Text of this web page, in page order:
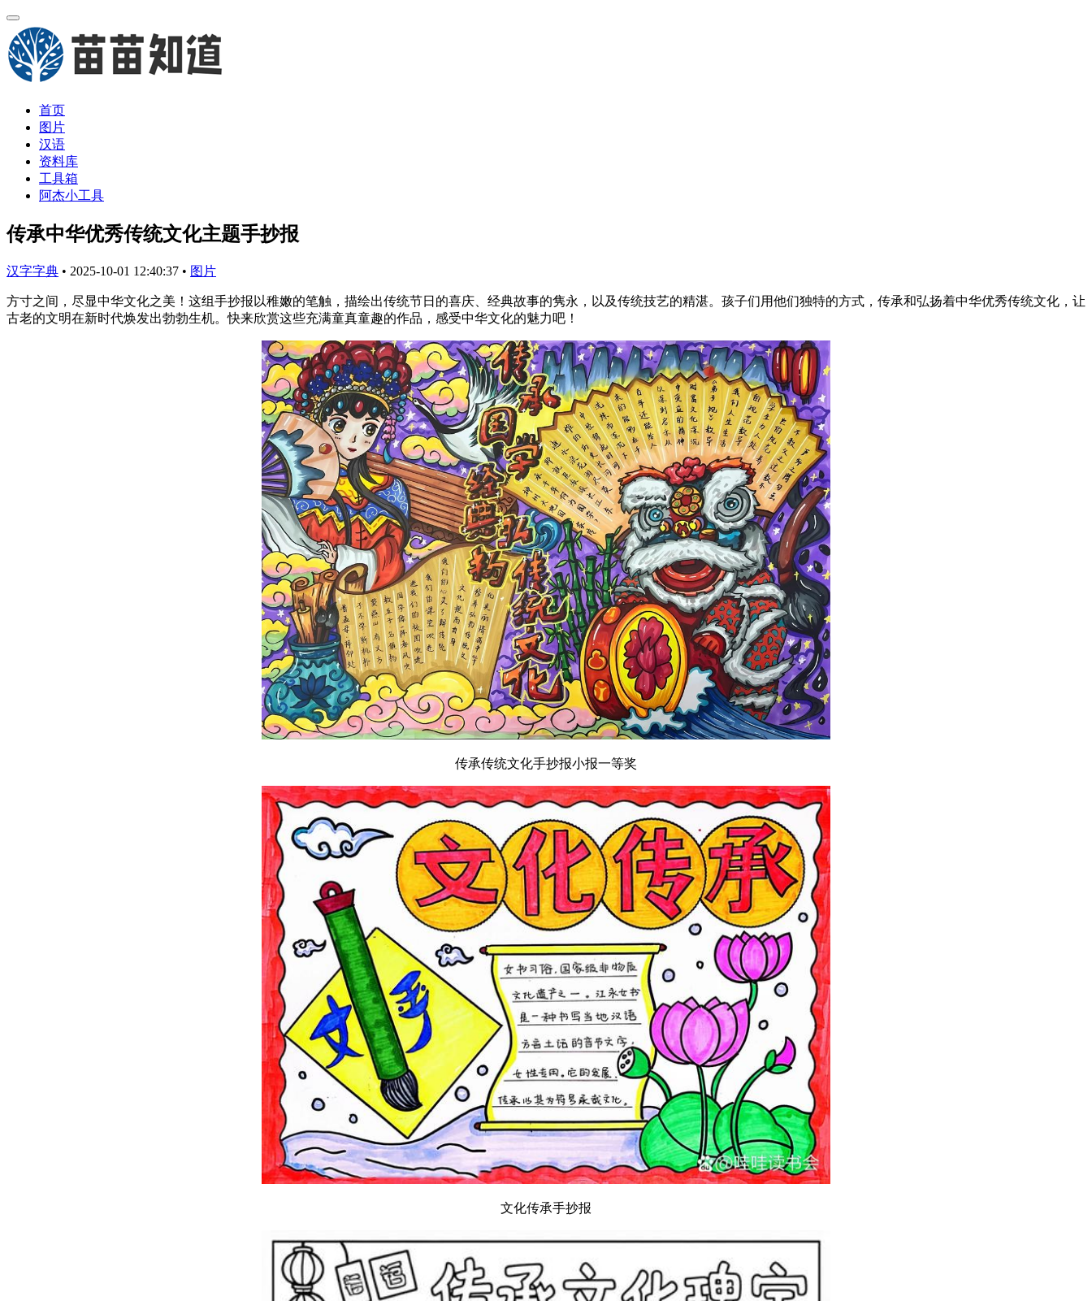
首页
图片
汉语
资料库
工具箱
阿杰小工具
传承中华优秀传统文化主题手抄报
汉字字典 • 2025-10-01 12:40:37 • 图片
方寸之间，尽显中华文化之美！这组手抄报以稚嫩的笔触，描绘出传统节日的喜庆、经典故事的隽永，以及传统技艺的精湛。孩子们用他们独特的方式，传承和弘扬着中华优秀传统文化，让
古老的文明在新时代焕发出勃勃生机。快来欣赏这些充满童真童趣的作品，感受中华文化的魅力吧！
传承传统文化手抄报小报一等奖
文化传承手抄报